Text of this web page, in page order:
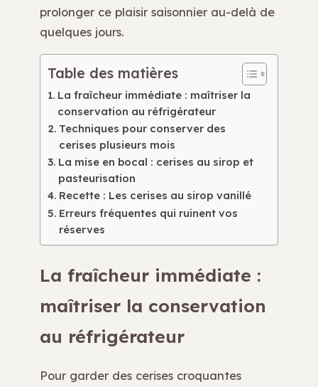
prolonger ce plaisir saisonnier au-delà de
quelques jours.
Table des matières
La fraîcheur immédiate : maîtriser la
conservation au réfrigérateur
Techniques pour conserver des
cerises plusieurs mois
La mise en bocal : cerises au sirop et
pasteurisation
Recette : Les cerises au sirop vanillé
Erreurs fréquentes qui ruinent vos
réserves
La fraîcheur immédiate :
maîtriser la conservation
au réfrigérateur
Pour garder des cerises croquantes